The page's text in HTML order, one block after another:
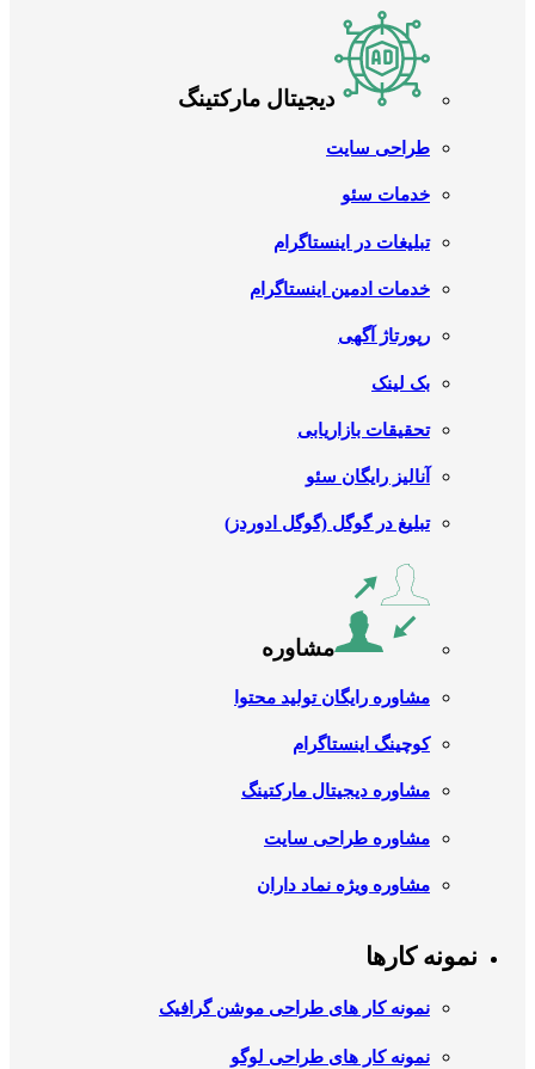
دیجیتال مارکتینگ
طراحی سایت
خدمات سئو
تبلیغات در اینستاگرام
خدمات ادمین اینستاگرام
رپورتاژ آگهی
بک لینک
تحقیقات بازاریابی
آنالیز رایگان سئو
تبلیغ در گوگل (گوگل ادوردز)
مشاوره
مشاوره رایگان تولید محتوا
کوچینگ اینستاگرام
مشاوره دیجیتال مارکتینگ
مشاوره طراحی سایت
مشاوره ویژه نماد داران
نمونه کارها
نمونه کار های طراحی موشن گرافیک
نمونه کار های طراحی لوگو